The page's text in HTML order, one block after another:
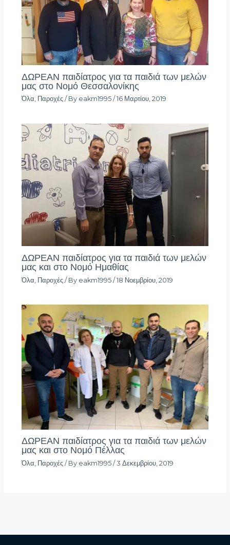
ΔΩΡΕΑΝ παιδίατρος για τα παιδιά των μελών
μας στο Νομό Θεσσαλονίκης
Όλα, Παροχές/ By eakm1995 / 16 Μαρτίου, 2019
ΔΩΡΕΑΝ παιδίατρος για τα παιδιά των μελών
μας και στο Νομό Ημαθίας
Όλα Παροχές/ By eakm1995 /18 Νοεμβρίου, 2019
ΔΩΡΕΑΝ παιδίατρος για τα παιδιά των μελών
μας και στο Νομό Πέλλας
Όλα Παροχές/ By eakm1995 /3 Δεκεμβρίου, 2019